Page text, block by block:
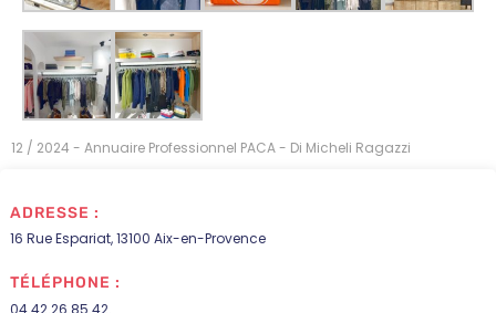
12 / 2024 - Annuaire Professionnel PACA - Di Micheli Ragazzi
ADRESSE :
16 Rue Espariat, 13100 Aix-en-Provence
TÉLÉPHONE :
04.42.26.85.42.